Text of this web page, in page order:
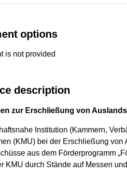
options
is not provided
description
zur Erschließung von
Institution (Kammern,
(KMU) bei der Erschließung
aus dem Förderprogramm
KMU durch Stände auf Messen